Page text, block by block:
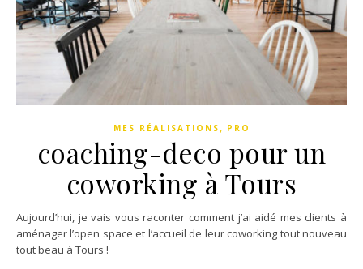
MES RÉALISATIONS , PRO
coaching-deco pour un
coworking à Tours
Aujourd’hui, je vais vous raconter comment j’ai aidé mes clients à
aménager l’open space et l’accueil de leur coworking tout nouveau
tout beau à Tours !